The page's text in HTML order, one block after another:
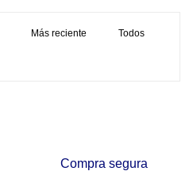
Más reciente Todos
Compra segura